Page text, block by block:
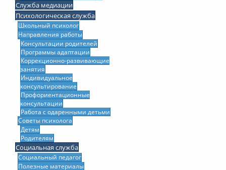
Служба медиации
Психологическая служба
Школьный психолог
Направления работы
Консультации родителей
Программы адаптации
Коррекционно-развивающие
занятия
Индивидуальное
консультирование
Профориентационные
консультации
Работа с одаренными детьми
Советы психолога
Детям
Родителям
Социальная служба
Социальный педагог
Полезные материалы